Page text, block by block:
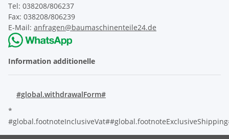
Tel: 038208/806237
Fax: 038208/806239
E-Mail: anfragen@baumaschinenteile24.de
Information additionelle
#global.withdrawalForm#
*